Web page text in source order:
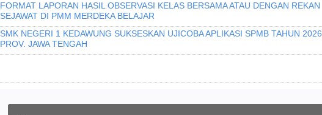
FORMAT LAPORAN HASIL OBSERVASI KELAS BERSAMA ATAU DENGAN REKAN
SEJAWAT DI PMM MERDEKA BELAJAR
SMK NEGERI 1 KEDAWUNG SUKSESKAN UJICOBA APLIKASI SPMB TAHUN 2026
PROV. JAWA TENGAH